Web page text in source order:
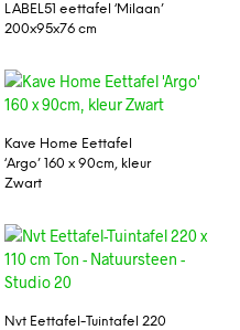
LABEL51 eettafel ‘Milaan’
200x95x76 cm
Kave Home Eettafel
‘Argo’ 160 x 90cm, kleur
Zwart
Nvt Eettafel-Tuintafel 220